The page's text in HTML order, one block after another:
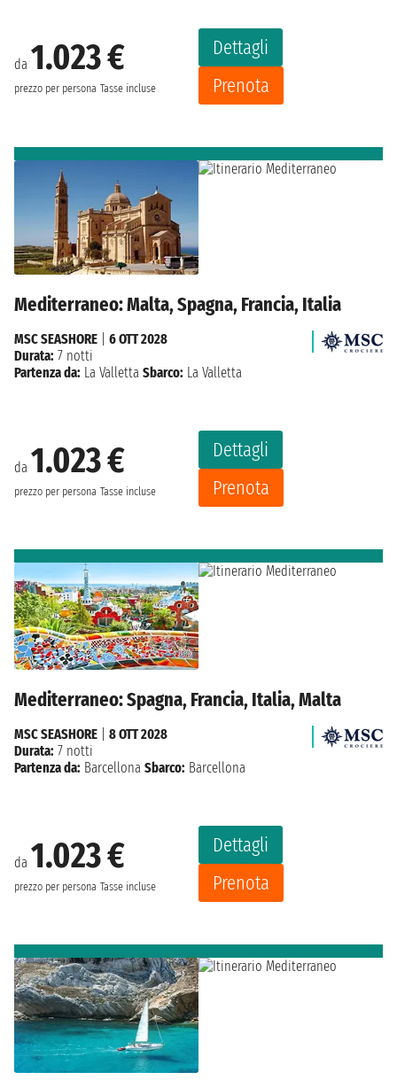
da 1.023 €
prezzo per persona Tasse incluse
Dettagli
Prenota
Mediterraneo: Malta, Spagna, Francia, Italia
da 1.023 €
prezzo per persona Tasse incluse
Dettagli
Prenota
MSC SEASHORE
6 OTT 2028
Durata: 7 notti
Partenza da: La Valletta Sbarco: La Valletta
Mediterraneo: Spagna, Francia, Italia, Malta
da 1.023 €
prezzo per persona Tasse incluse
Dettagli
Prenota
MSC SEASHORE
8 OTT 2028
Durata: 7 notti
Partenza da: Barcellona Sbarco: Barcellona